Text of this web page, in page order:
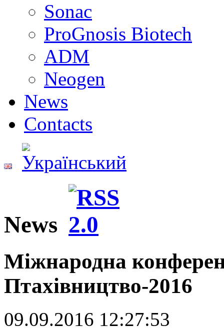
Sonac
ProGnosis Biotech
ADM
Neogen
News
Contacts
News
Міжнародна
Птахівництво-2016
09.09.2016 12:27:53